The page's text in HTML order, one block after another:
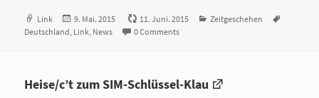
Format
Link
Veröffentlicht
am
9. Mai. 2015 11. Juni. 2015 Kategorien
Zeitgeschehen
Deutschland, Link, News 0 Comments
Heise/c’t zum SIM-Schlüssel-Klau